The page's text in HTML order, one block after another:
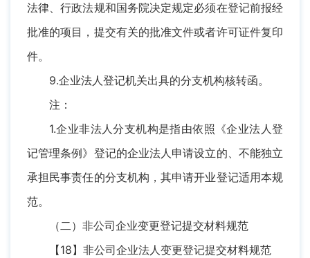
法律、行政法规和国务院决定规定必须在登记前报经
批准的项目，提交有关的批准文件或者许可证件复印
件。
9.企业法人登记机关出具的分支机构核转函。
注：
1.企业非法人分支机构是指由依照《企业法人登
记管理条例》登记的企业法人申请设立的、不能独立
承担民事责任的分支机构，其申请开业登记适用本规
范。
（二）非公司企业变更登记提交材料规范
【18】非公司企业法人变更登记提交材料规范